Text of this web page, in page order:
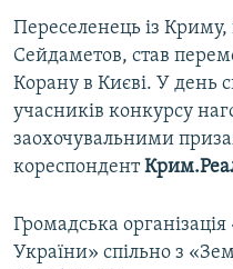
Усі сайти RFE/RL
Переселенець із Криму,
Сейдаметов, став
Корану в Києві. У день
учасників конкурсу
заохочувальними
кореспондент
Громадська
України» спільно з